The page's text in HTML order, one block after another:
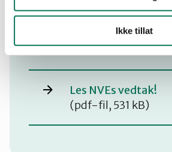
Ikke tillat
Les
mening om
vindkraftverk!
Les NVEs vedtak!
(pdf-fil, 531 kB)